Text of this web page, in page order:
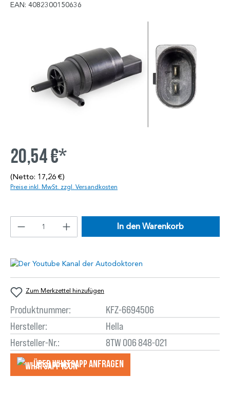
EAN: 4082300150636
20,54 €*
(Netto: 17,26 €)
Preise inkl. MwSt. zzgl. Versandkosten
In den Warenkorb
Zum Merkzettel hinzufügen
Produktnummer:
KFZ-6694506
Hersteller:
Hella
Hersteller-Nr.:
8TW 006 848-021
Über WhatsApp anfragеn